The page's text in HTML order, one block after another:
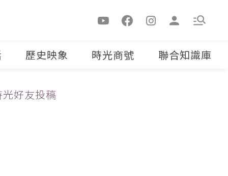
歷史映象 時光商號 聯合知識庫
光好友投稿